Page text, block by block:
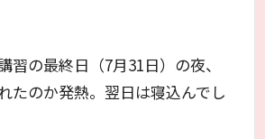
習の最終日（7月31日）の夜、
たのか発熱。翌日は寝込んでし